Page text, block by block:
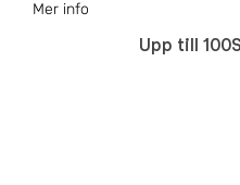
Mer info
Upp till